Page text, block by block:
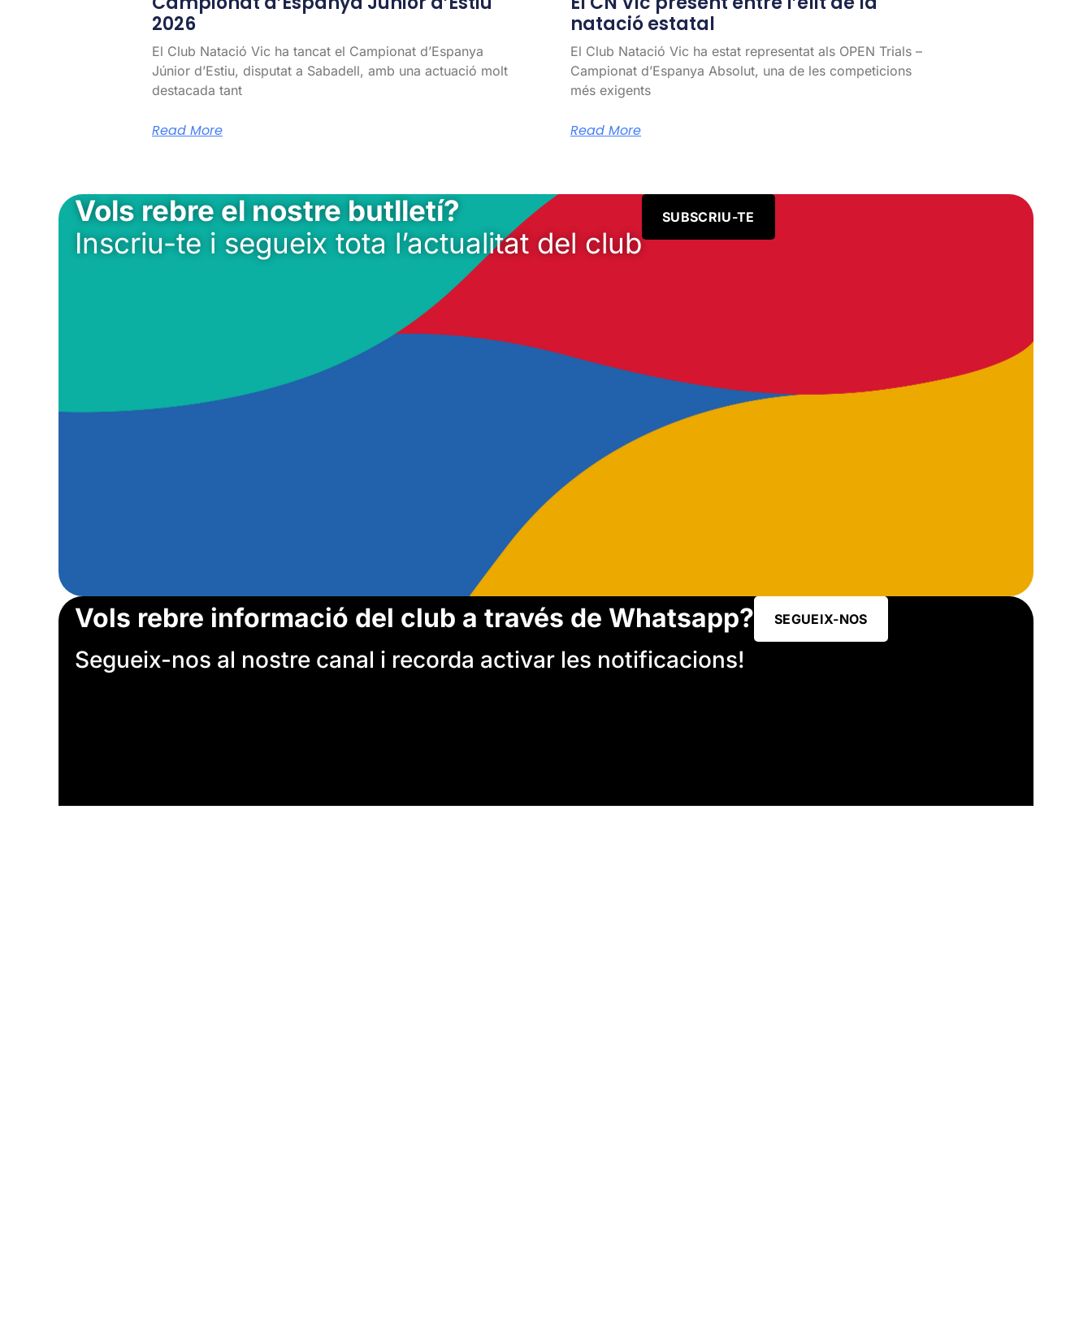
2026
El Club Natació Vic ha tancat el Campionat d’Espanya
Júnior d’Estiu, disputat a Sabadell, amb una actuació molt
destacada tant
Read More
natació estatal
El Club Natació Vic ha estat representat als OPEN Trials –
Campionat d’Espanya Absolut, una de les competicions
més exigents
Read More
Vols rebre el nostre butlletí?
Inscriu-te i segueix tota l’actualitat del club
SUBSCRIU-TE
Vols rebre informació del club a través de Whatsapp?
Segueix-nos al nostre canal i recorda activar les notificacions!
SEGUEIX-NOS